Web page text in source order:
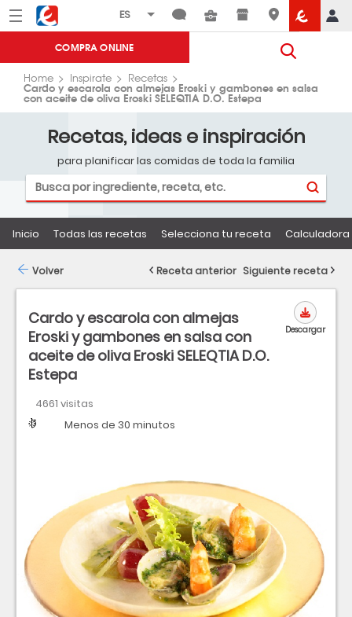
Menú Eroski
COMPRA ONLINE
Home Inspirate Recetas
Cardo y escarola con almejas Eroski y gambones en salsa
con aceite de oliva Eroski SELEQTIA D.O. Estepa
Recetas, ideas e inspiración
para planificar las comidas de toda la familia
Inicio Todas las recetas Selecciona tu receta
Cardo y escarola con almejas
Eroski y gambones en salsa con
aceite de oliva Eroski SELEQTIA D.O.
Estepa
4661 visitas
Dificultad
Tiempo Menos de 30 minutos
Descargar
Volver Receta anterior Siguiente receta